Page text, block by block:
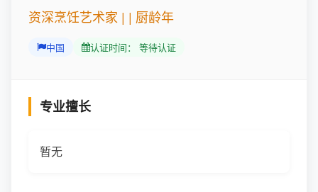
资深烹饪艺术家 | | 厨龄年
中国 认证时间： 等待认证
专业擅长
暂无